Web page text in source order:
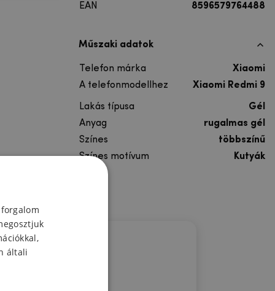
EAN
8596579764488
Műszaki adatok
Telefon márka
Xiaomi
A telefonmodellhez
Xiaomi Redmi 9
Lakás típusa
Gél
Anyag
rugalmas gél
Színes
többszínű
Színes motívum
Kutyák
általi